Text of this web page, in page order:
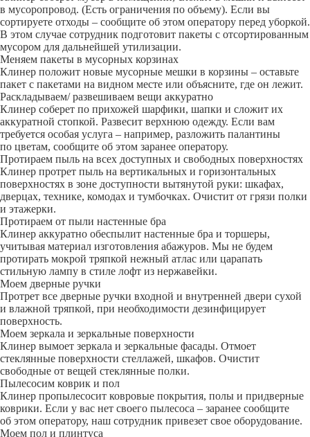
в мусоропровод. (Есть ограничения по объему). Если вы
сортируете отходы – сообщите об этом оператору перед уборкой.
В этом случае сотрудник подготовит пакеты с отсортированным
мусором для дальнейшей утилизации.
Меняем пакеты в мусорных корзинах
Клинер положит новые мусорные мешки в корзины – оставьте
пакет с пакетами на видном месте или объясните, где он лежит.
Раскладываем/ развешиваем вещи аккуратно
Клинер соберет по прихожей шарфики, шапки и сложит их
аккуратной стопкой. Развесит верхнюю одежду. Если вам
требуется особая услуга – например, разложить палантины
по цветам, сообщите об этом заранее оператору.
Протираем пыль на всех доступных и свободных поверхностях
Клинер протрет пыль на вертикальных и горизонтальных
поверхностях в зоне доступности вытянутой руки: шкафах,
дверцах, технике, комодах и тумбочках. Очистит от грязи полки
и этажерки.
Протираем от пыли настенные бра
Клинер аккуратно обеспылит настенные бра и торшеры,
учитывая материал изготовления абажуров. Мы не будем
протирать мокрой тряпкой нежный атлас или царапать
стильную лампу в стиле лофт из нержавейки.
Моем дверные ручки
Протрет все дверные ручки входной и внутренней двери сухой
и влажной тряпкой, при необходимости дезинфицирует
поверхность.
Моем зеркала и зеркальные поверхности
Клинер вымоет зеркала и зеркальные фасады. Отмоет
стеклянные поверхности стеллажей, шкафов. Очистит
свободные от вещей стеклянные полки.
Пылесосим коврик и пол
Клинер пропылесосит ковровые покрытия, полы и придверные
коврики. Если у вас нет своего пылесоса – заранее сообщите
об этом оператору, наш сотрудник привезет свое оборудование.
Моем пол и плинтуса